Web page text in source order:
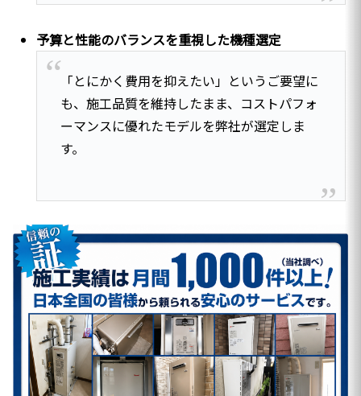
予算と性能のバランスを重視した機種選定
「とにかく費用を抑えたい」というご要望に
も、施工品質を維持したまま、コストパフォ
ーマンスに優れたモデルを弊社が選定しま
す。